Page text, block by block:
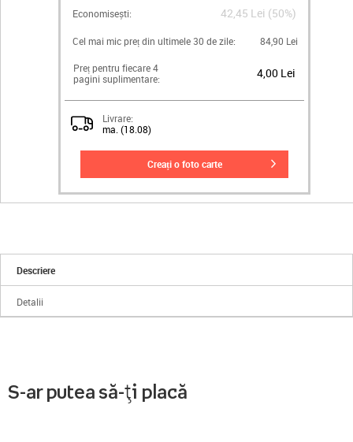
Economisești: 42,45 Lei (50%)
Cel mai mic preț din ultimele 30 de zile: 84,90 Lei
Preț pentru fiecare 4
pagini suplimentare:
4,00 Lei
Livrare:
ma. (18.08)
creați o foto carte
Descriere
Detalii
S-ar putea să-ți placă